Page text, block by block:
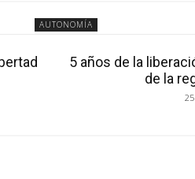
AUTONOMÍA
5 años de la
de la